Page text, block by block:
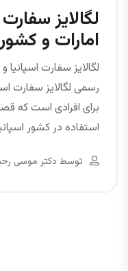
لگالایز
امارات و
لگالایز سفارت اسپانیا
رسمی لگالایز سفارت
برای افرادی است که
استفاده در کشور
توسط دکتر موسی